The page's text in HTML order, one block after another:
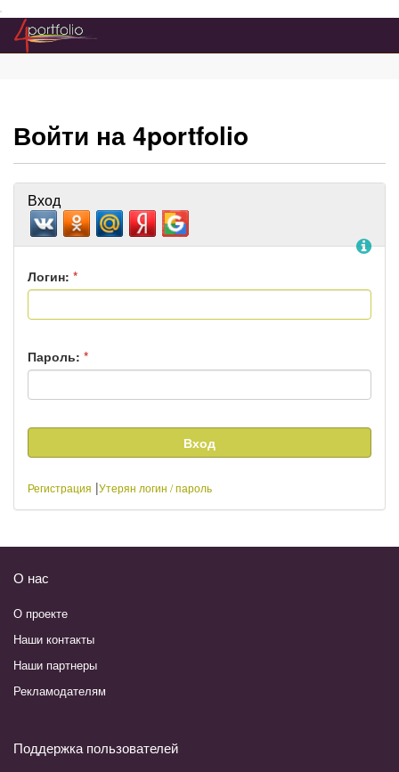
Преейти на главное меню
Войти на 4portfolio
Вход
Логин: *
Пароль: *
Регистрация |Утерян логин / пароль
О нас
О проекте
Наши контакты
Наши партнеры
Рекламодателям
Поддержка пользователей